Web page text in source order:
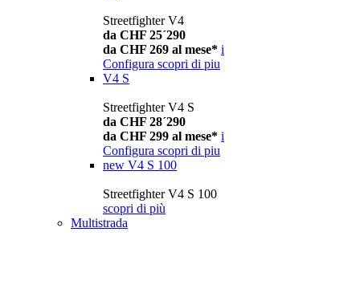
Streetfighter V4
da CHF 25´290
da CHF 269 al mese* i
Configura scopri di piu
V4 S
Streetfighter V4 S
da CHF 28´290
da CHF 299 al mese* i
Configura scopri di piu
new V4 S 100
Streetfighter V4 S 100
scopri di più
Multistrada